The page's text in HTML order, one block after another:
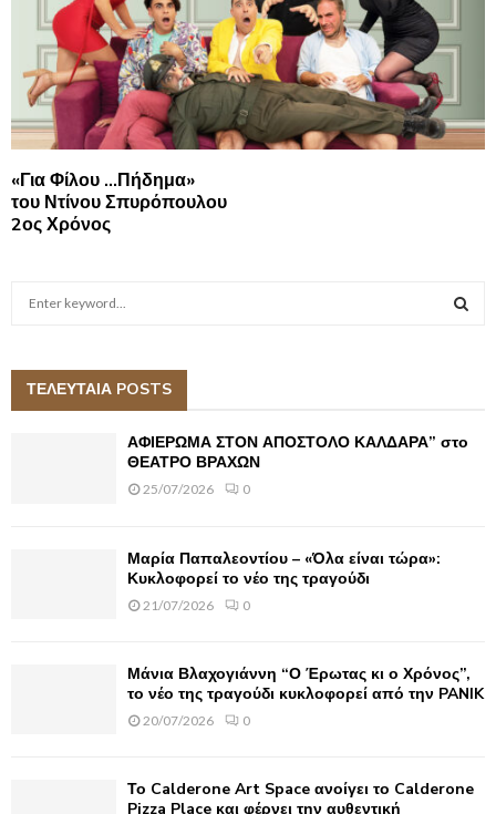
«Για Φίλου …Πήδημα»
του Ντίνου Σπυρόπουλου
2ος Χρόνος
h
A
ΤΕΛΕΥΤΑΙΑ POSTS
ΑΦΙΕΡΩΜΑ ΣΤΟΝ ΑΠΟΣΤΟΛΟ ΚΑΛΔΑΡΑ” στο
ΘΕΑΤΡΟ ΒΡΑΧΩΝ
25/07/2026 0
Μαρία Παπαλεοντίου – «Όλα είναι τώρα»:
Κυκλοφορεί το νέο της τραγούδι
21/07/2026 0
Μάνια Βλαχογιάννη “Ο Έρωτας κι ο Χρόνος”,
το νέο της τραγούδι κυκλοφορεί από την PANIK
20/07/2026 0
Το Calderone Art Space ανοίγει το Calderone
Pizza Place και φέρνει την αυθεντική